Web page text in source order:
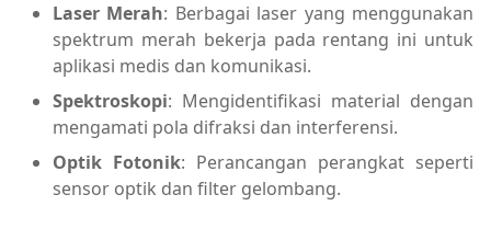
Laser Merah: Berbagai laser yang menggunakan
spektrum merah bekerja pada rentang ini untuk
aplikasi medis dan komunikasi.
Spektroskopi: Mengidentifikasi material dengan
mengamati pola difraksi dan interferensi.
Optik Fotonik: Perancangan perangkat seperti
sensor optik dan filter gelombang.